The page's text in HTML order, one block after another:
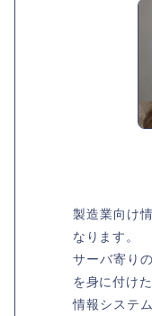
製造業向け
なります。
サーバ寄り
を身に付け
情報システ